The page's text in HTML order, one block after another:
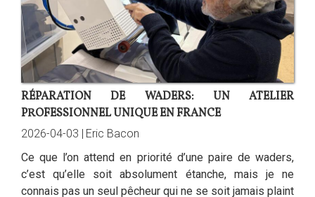
RÉPARATION DE WADERS: UN ATELIER
PROFESSIONNEL UNIQUE EN FRANCE
2026-04-03 | Eric Bacon
Ce que l’on attend en priorité d’une paire de waders,
c’est qu’elle soit absolument étanche, mais je ne
connais pas un seul pêcheur qui ne se soit jamais plaint